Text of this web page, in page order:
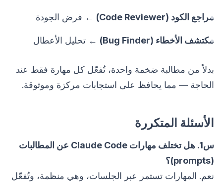
مراجع الكود (Code Reviewer) ← فرض الجودة
مكتشف الأخطاء (Bug Finder) ← تحليل الأعطال
بدلاً من مطالبة ضخمة واحدة، تُفعّل كل مهارة فقط عند
الحاجة — مما يحافظ على استجابات مركزة وموثوقة.
الأسئلة المتكررة
س1. هل تختلف مهارات Claude Code عن المطالبات
(prompts)؟
نعم. المهارات تستمر عبر الجلسات، وهي منظمة، وتُفعّل